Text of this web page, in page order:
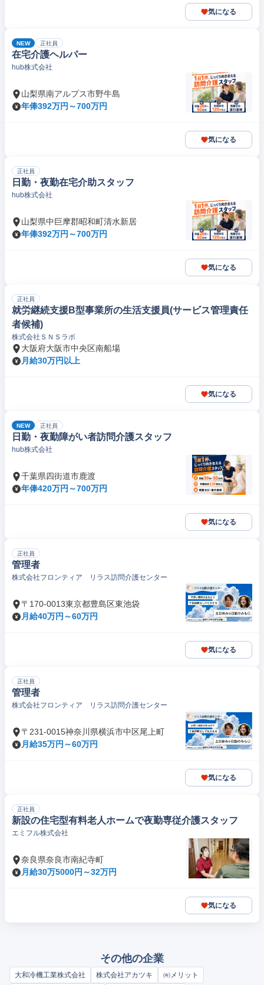
気になる
NEW 正社員
在宅介護ヘルパー
hub株式会社
山梨県南アルプス市野牛島
年俸392万円～700万円
気になる
正社員
日勤・夜勤在宅介助スタッフ
hub株式会社
山梨県中巨摩郡昭和町清水新居
年俸392万円～700万円
気になる
正社員
就労継続支援B型事業所の生活支援員(サービス管理責任
者候補)
株式会社ＳＮＳラボ
大阪府大阪市中央区南船場
月給30万円以上
気になる
NEW 正社員
日勤・夜勤障がい者訪問介護スタッフ
hub株式会社
千葉県四街道市鹿渡
年俸420万円～700万円
気になる
正社員
管理者
株式会社フロンティア リラス訪問介護センター
〒170-0013東京都豊島区東池袋
月給40万円～60万円
気になる
正社員
管理者
株式会社フロンティア リラス訪問介護センター
〒231-0015神奈川県横浜市中区尾上町
月給35万円～60万円
気になる
正社員
新設の住宅型有料老人ホームで夜勤専従介護スタッフ
エミフル株式会社
奈良県奈良市南紀寺町
月給30万5000円～32万円
気になる
その他の企業
大和冷機工業株式会社 株式会社アカツキ ㈲メリット